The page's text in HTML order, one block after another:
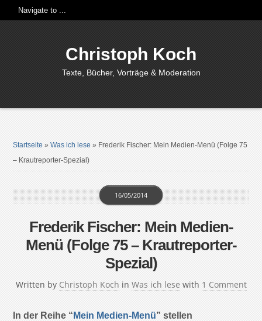
Christoph Koch
Texte, Bücher, Vorträge & Moderation
Startseite »Was ich lese » Frederik Fischer: Mein Medien-Menü (Folge 75
– Krautreporter-Spezial)
Frederik Fischer: Mein Medien-
Menü (Folge 75 – Krautreporter-
Spezial)
Written by Christoph Koch
16/05/2014
in Was ich lese with 1 Comment
In der Reihe “ Mein Medien-Menü” stellen